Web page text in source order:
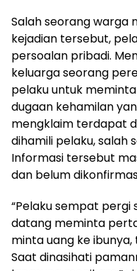
Salah seorang warga
kejadian tersebut,
persoalan pribadi.
keluarga seorang
pelaku untuk
dugaan kehamilan
mengklaim terdapat
dihamili pelaku, salah
Informasi tersebut
dan belum
“Pelaku sempat
datang meminta
minta uang ke ibunya,
Saat dinasihati